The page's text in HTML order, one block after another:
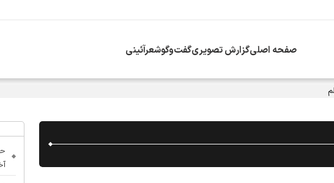
صفحه اصلیگزارش تصویریگفت‌وگوشعرآئینی